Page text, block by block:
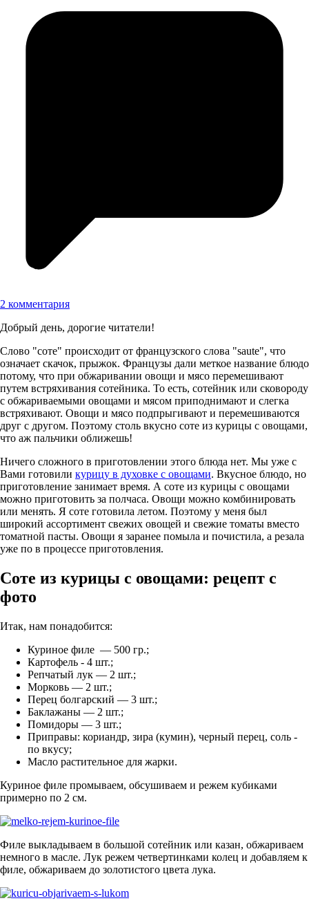
2 комментария
Добрый день, дорогие читатели!
Слово "соте" происходит от французского слова "saute", что
означает скачок, прыжок. Французы дали меткое название блюдо
потому, что при обжаривании овощи и мясо перемешивают
путем встряхивания сотейника. То есть, сотейник или сковороду
с обжариваемыми овощами и мясом приподнимают и слегка
встряхивают. Овощи и мясо подпрыгивают и перемешиваются
друг с другом. Поэтому столь вкусно соте из курицы с овощами,
что аж пальчики оближешь!
Ничего сложного в приготовлении этого блюда нет. Мы уже с
Вами готовили курицу в духовке с овощами. Вкусное блюдо, но
приготовление занимает время. А соте из курицы с овощами
можно приготовить за полчаса. Овощи можно комбинировать
или менять. Я соте готовила летом. Поэтому у меня был
широкий ассортимент свежих овощей и свежие томаты вместо
томатной пасты. Овощи я заранее помыла и почистила, а резала
уже по в процессе приготовления.
Соте из курицы с овощами: рецепт с
фото
Итак, нам понадобится:
Куриное филе — 500 гр.;
Картофель - 4 шт.;
Репчатый лук — 2 шт.;
Морковь — 2 шт.;
Перец болгарский — 3 шт.;
Баклажаны — 2 шт.;
Помидоры — 3 шт.;
Приправы: кориандр, зира (кумин), черный перец, соль -
по вкусу;
Масло растительное для жарки.
Куриное филе промываем, обсушиваем и режем кубиками
примерно по 2 см.
Филе выкладываем в большой сотейник или казан, обжариваем
немного в масле. Лук режем четвертинками колец и добавляем к
филе, обжариваем до золотистого цвета лука.